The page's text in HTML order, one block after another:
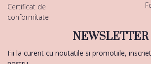
Certificat de
conformitate
NEWSLETTER
Fii la curent cu noutatile si promotiile,